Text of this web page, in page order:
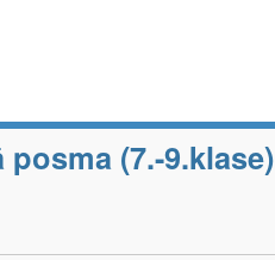
(7.-9.klase)